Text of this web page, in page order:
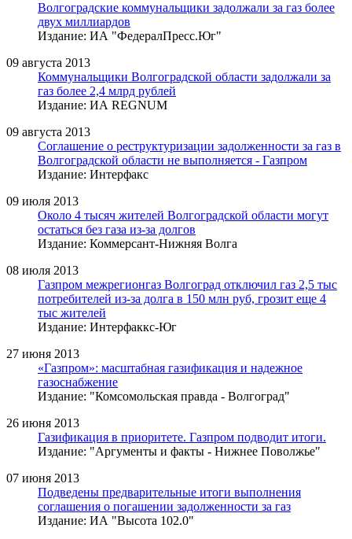
Волгоградские коммунальщики задолжали за газ более
двух миллиардов
Издание: ИА "ФедералПресс.Юг"
09 августа 2013
Коммунальщики Волгоградской области задолжали за
газ более 2,4 млрд рублей
Издание: ИА REGNUM
09 августа 2013
Соглашение о реструктуризации задолженности за газ в
Волгоградской области не выполняется - Газпром
Издание: Интерфакс
09 июля 2013
Около 4 тысяч жителей Волгоградской области могут
остаться без газа из-за долгов
Издание: Коммерсант-Нижняя Волга
08 июля 2013
Газпром межрегионгаз Волгоград отключил газ 2,5 тыс
потребителей из-за долга в 150 млн руб, грозит еще 4
тыс жителей
Издание: Интерфаккс-Юг
27 июня 2013
«Газпром»: масштабная газификация и надежное
газоснабжение
Издание: "Комсомольская правда - Волгоград"
26 июня 2013
Газификация в приоритете. Газпром подводит итоги.
Издание: "Аргументы и факты - Нижнее Поволжье"
07 июня 2013
Подведены предварительные итоги выполнения
соглашения о погашении задолженности за газ
Издание: ИА "Высота 102.0"